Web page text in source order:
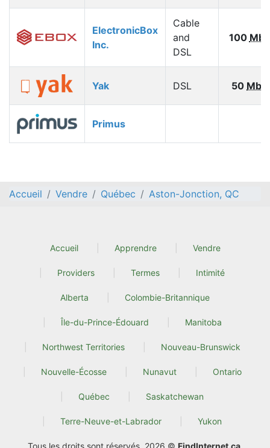
ElectronicBox
Inc.
Cable
and
DSL
100
Yak DSL 50
Primus
Accueil Vendre Québec Aston-Jonction, QC
Accueil Apprendre Vendre
Providers Termes Intimité
Alberta Colombie-Britannique
Île-du-Prince-Édouard Manitoba
Northwest Territories Nouveau-Brunswick
Nouvelle-Écosse Nunavut Ontario
Québec Saskatchewan
Terre-Neuve-et-Labrador Yukon
Tous les droits sont réservés. 2026 © FindInternet.ca.